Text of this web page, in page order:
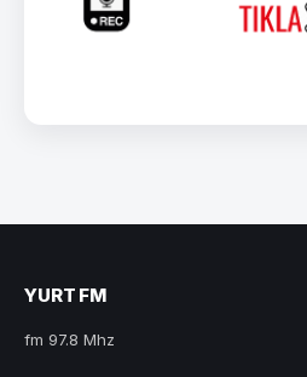
YURT FM
fm 97.8 Mhz